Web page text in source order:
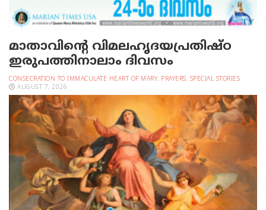
മാതാവിന്റെ വിമലഹൃദയപ്രതിഷ്ഠ
ഇരുപത്തിനാലാം ദിവസം
CONSECRATION TO IMMACULATE HEART OF MARY, PRAYERS, SPECIAL STORIES
AUGUST 7, 2026